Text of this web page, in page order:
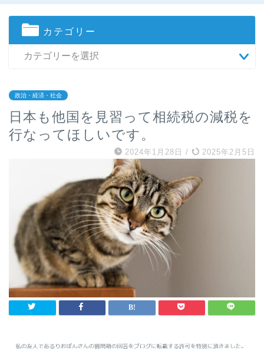
カテゴリー
政治・経済・社会
日本も他国を見習って相続税の減税を
行なってほしいです。
2024年1月28日 / 2025年2月5日